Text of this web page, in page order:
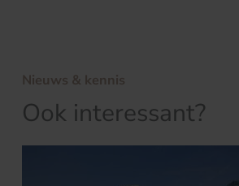
Nieuws & kennis
Ook interessant?